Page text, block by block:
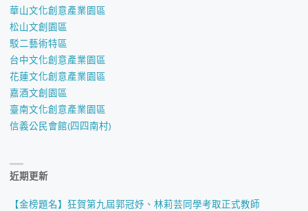
華山文化創意產業園區
松山文創園區
駁二藝術特區
台中文化創意產業園區
花蓮文化創意產業園區
嘉酒文創園區
臺南文化創意產業園區
信義公民會館(四四南村)
近期更新
【金榜題名】狂賀第九屆郭冠妤、林莉芸同學考取正式教師